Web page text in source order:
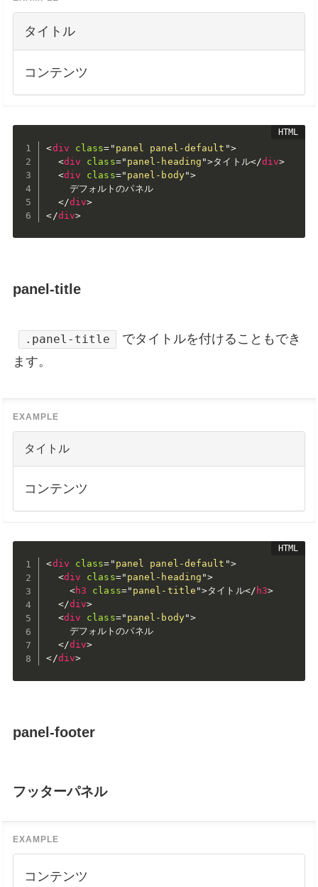
タイトル
コンテンツ
<div class= " panel panel-default ">
<div class=" panel-heading ">タイトル</div>
<div class=" panel-body">
    デフォルトのパネル
</div>
</div>
panel-title
.panel-title
でタイトルを付けることもでき
ます。
タイトル
コンテンツ
<div class= " panel panel-default ">
<div class=" panel-heading ">
<h3 class=" panel-title ">タイトル</ h3>
</div>
<div class=" panel-body">
    デフォルトのパネル
</div>
</div>
panel-footer
フッターパネル
コンテンツ